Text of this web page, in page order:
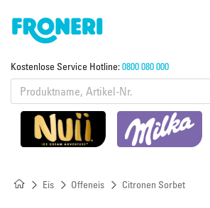
Kostenlose Service Hotline:0800 080 000
Eis Offeneis Citronen Sorbet